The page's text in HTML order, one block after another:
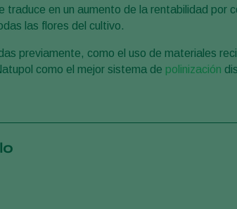
traduce en un aumento de la rentabilidad por
las flores del cultivo.
previamente, como el uso de materiales
como el mejor sistema de polinización